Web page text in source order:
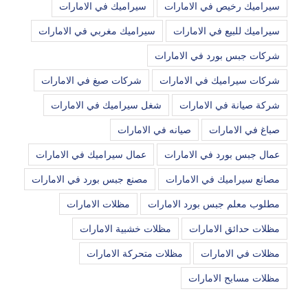
سيراميك رخيص في الامارات سيراميك في الامارات
سيراميك للبيع في الامارات سيراميك مغربي في الامارات
شركات جبس بورد في الامارات
شركات سيراميك في الامارات شركات صبغ في الامارات
شركة صيانة في الامارات شغل سيراميك في الامارات
صباغ في الامارات صيانه في الامارات
عمال جبس بورد في الامارات عمال سيراميك في الامارات
مصانع سيراميك في الامارات مصنع جبس بورد في الامارات
مطلوب معلم جبس بورد الامارات مظلات الامارات
مظلات حدائق الامارات مظلات خشبية الامارات
مظلات في الامارات مظلات متحركة الامارات
مظلات مسابح الامارات